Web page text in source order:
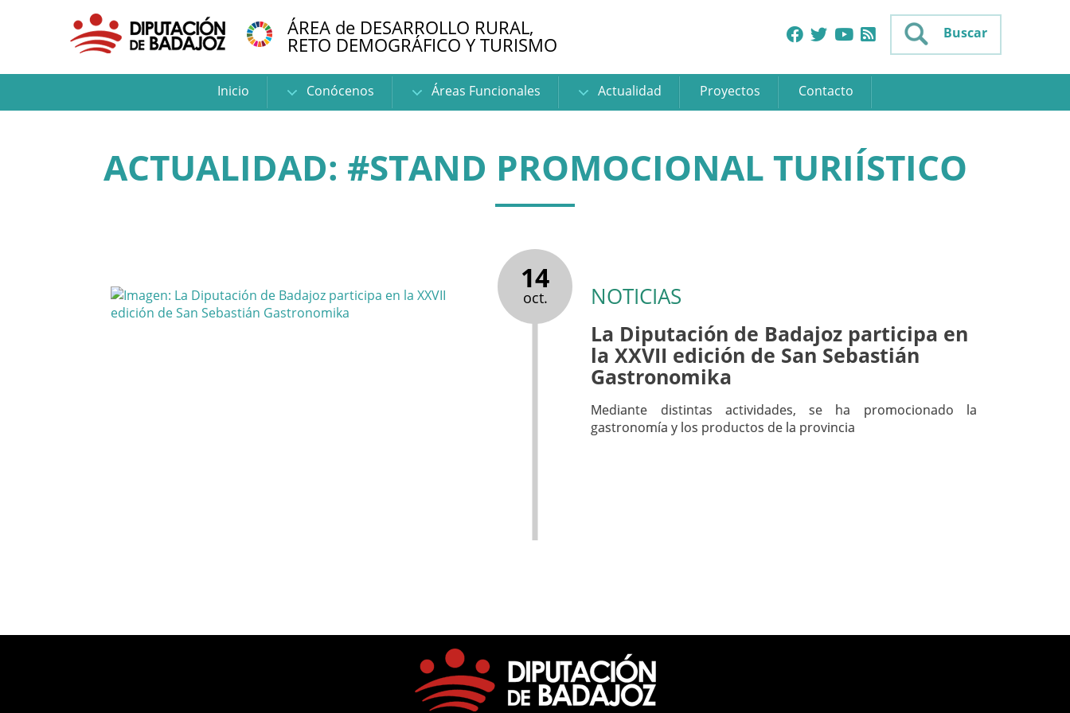
ÁREA de DESARROLLO RURAL,
RETO DEMOGRÁFICO Y TURISMO Buscar
Inicio Conócenos Áreas Funcionales Actualidad Proyectos Contacto
ACTUALIDAD: #STAND PROMOCIONAL TURIÍSTICO
14
oct. NOTICIAS
La Diputación de Badajoz participa en
la XXVII edición de San Sebastián
Gastronomika
Mediante distintas actividades, se ha promocionado la
gastronomía y los productos de la provincia